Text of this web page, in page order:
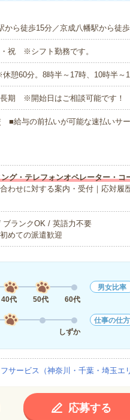
から徒歩15分／京成八幡駅から徒
祝 ※シフト勤務です。
憩60分。8時半～17時、10時半～
長期 ※開始日はご相談可能です！
■給与の前払いが可能な速払いサ
グ・テレフォンオペレーター・コ
わせに対する案内・受付｜応対履
ブランクOK / 英語力不要
めての派遣歓迎
40代 50代 60代
男女比率
しずか
仕事の仕方
サービス（神奈川・千葉・埼玉エ
応募する